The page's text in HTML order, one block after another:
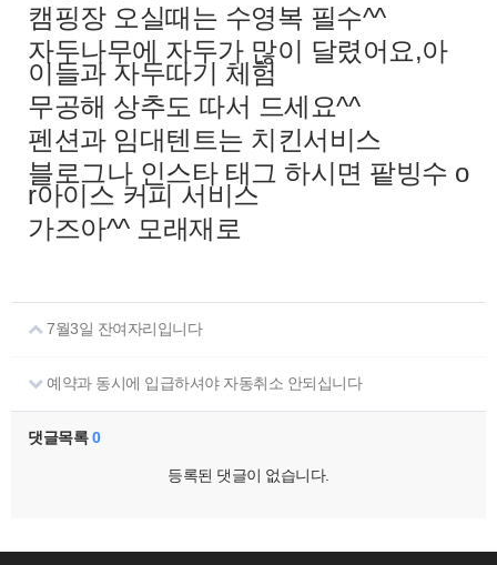
캠핑장 오실때는 수영복 필수​^^
자두나무에 자두가 많이 달렸어요,아
이들과 자두따기 체험
무공해 상추도 따서 드세요^^​
펜션과 임대텐트는 치킨서비스
블로그나 인스타 태그 하시면 팥빙수 o
r아이스 커피 서비스
가즈아^^ 모래재로​
7월3일 잔여자리입니다
예약과 동시에 입급하셔야 자동취소 안되십니다
댓글목록0
등록된 댓글이 없습니다.